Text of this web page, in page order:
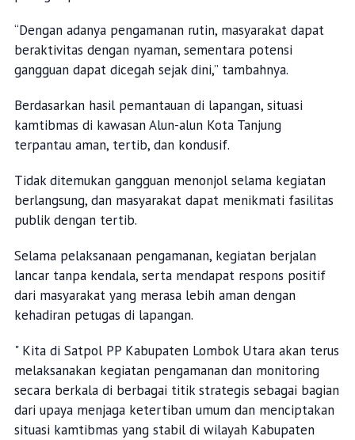
“Dengan adanya pengamanan rutin, masyarakat dapat
beraktivitas dengan nyaman, sementara potensi
gangguan dapat dicegah sejak dini,” tambahnya.
Berdasarkan hasil pemantauan di lapangan, situasi
kamtibmas di kawasan Alun-alun Kota Tanjung
terpantau aman, tertib, dan kondusif.
Tidak ditemukan gangguan menonjol selama kegiatan
berlangsung, dan masyarakat dapat menikmati fasilitas
publik dengan tertib.
Selama pelaksanaan pengamanan, kegiatan berjalan
lancar tanpa kendala, serta mendapat respons positif
dari masyarakat yang merasa lebih aman dengan
kehadiran petugas di lapangan.
" Kita di Satpol PP Kabupaten Lombok Utara akan terus
melaksanakan kegiatan pengamanan dan monitoring
secara berkala di berbagai titik strategis sebagai bagian
dari upaya menjaga ketertiban umum dan menciptakan
situasi kamtibmas yang stabil di wilayah Kabupaten